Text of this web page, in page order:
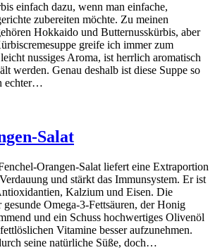
einfach dazu, wenn man einfache,
zubereiten möchte. Zu meinen
Hokkaido und Butternusskürbis, aber
greife ich immer zum
nussiges Aroma, ist herrlich aromatisch
werden. Genau deshalb ist diese Suppe so
echter…
Salat
Orangen-Salat liefert eine Extraportion
und stärkt das Immunsystem. Er ist
Kalzium und Eisen. Die
Omega-3-Fettsäuren, der Honig
und ein Schuss hochwertiges Olivenöl
Vitamine besser aufzunehmen.
seine natürliche Süße, doch…